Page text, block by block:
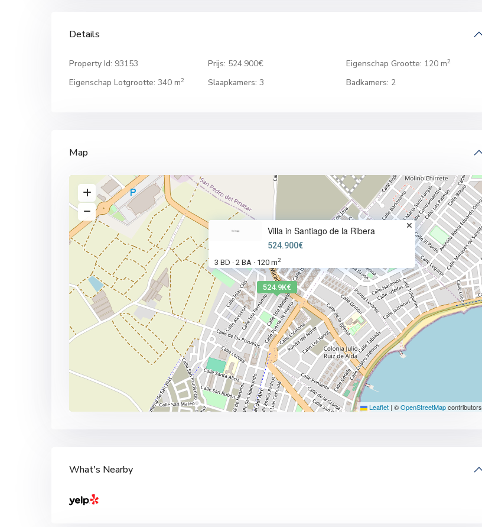
Details
Property Id: 93153 Prijs: 524.900€ Eigenschap Grootte: 120 m2
Eigenschap Lotgrootte: 340 m2 Slaapkamers: 3 Badkamers: 2
Map
524.9K€
Villa in Santiago de la Ribera
524.900€
3 BD · 2 BA · 120 m2
Leaflet | ©OpenStreetMapcontributors
What's Nearby